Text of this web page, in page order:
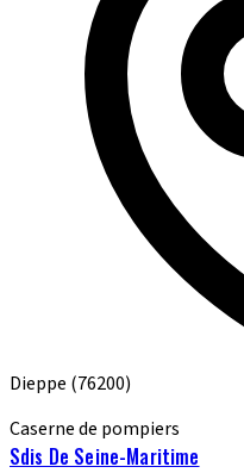
Dieppe (76200)
Caserne de pompiers
Sdis De Seine-Maritime